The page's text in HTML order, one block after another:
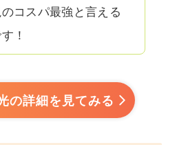
コスパ最強と言える
！
の詳細を見てみる